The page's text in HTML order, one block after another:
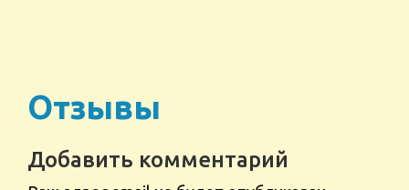
Отзывы
Добавить комментарий